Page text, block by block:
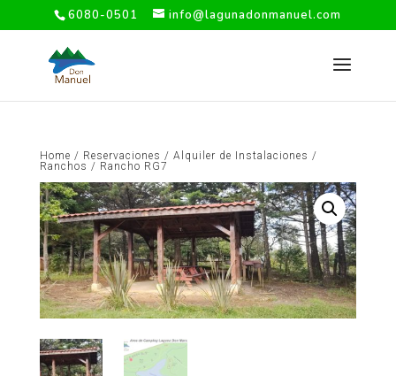
6080-0501 info@lagunadonmanuel.com
Home / Reservaciones / Alquiler de Instalaciones /
Ranchos / Rancho RG7